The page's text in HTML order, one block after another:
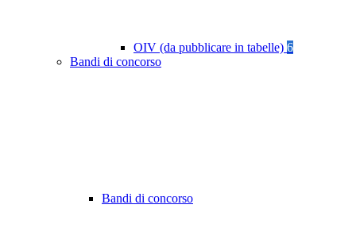
OIV (da pubblicare in tabelle) 6
Bandi di concorso
Bandi di concorso